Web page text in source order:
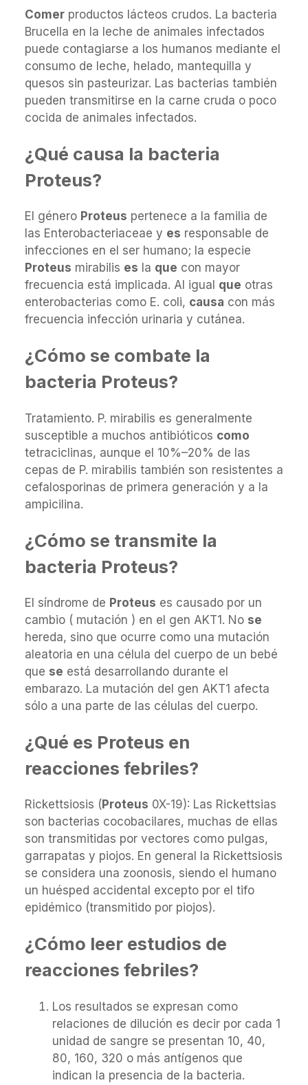
Comer productos lácteos crudos. La bacteria
Brucella en la leche de animales infectados
puede contagiarse a los humanos mediante el
consumo de leche, helado, mantequilla y
quesos sin pasteurizar. Las bacterias también
pueden transmitirse en la carne cruda o poco
cocida de animales infectados.
¿Qué causa la bacteria
Proteus?
El género Proteus pertenece a la familia de
las Enterobacteriaceae y es responsable de
infecciones en el ser humano; la especie
Proteus mirabilis es la que con mayor
frecuencia está implicada. Al igual que otras
enterobacterias como E. coli, causa con más
frecuencia infección urinaria y cutánea.
¿Cómo se combate la
bacteria Proteus?
Tratamiento. P. mirabilis es generalmente
susceptible a muchos antibióticos como
tetraciclinas, aunque el 10%–20% de las
cepas de P. mirabilis también son resistentes a
cefalosporinas de primera generación y a la
ampicilina.
¿Cómo se transmite la
bacteria Proteus?
El síndrome de Proteus es causado por un
cambio ( mutación ) en el gen AKT1. No se
hereda, sino que ocurre como una mutación
aleatoria en una célula del cuerpo de un bebé
que se está desarrollando durante el
embarazo. La mutación del gen AKT1 afecta
sólo a una parte de las células del cuerpo.
¿Qué es Proteus en
reacciones febriles?
Rickettsiosis ( Proteus 0X-19): Las Rickettsias
son bacterias cocobacilares, muchas de ellas
son transmitidas por vectores como pulgas,
garrapatas y piojos. En general la Rickettsiosis
se considera una zoonosis, siendo el humano
un huésped accidental excepto por el tifo
epidémico (transmitido por piojos).
¿Cómo leer estudios de
reacciones febriles?
Los resultados se expresan como
relaciones de dilución es decir por cada 1
unidad de sangre se presentan 10, 40,
80, 160, 320 o más antígenos que
indican la presencia de la bacteria.